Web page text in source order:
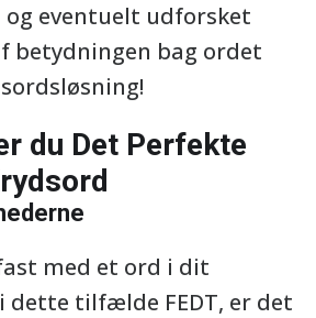
eventuelt udforsket
betydningen bag ordet
du Det Perfekte
med et ord i dit
dette tilfælde FEDT, er det